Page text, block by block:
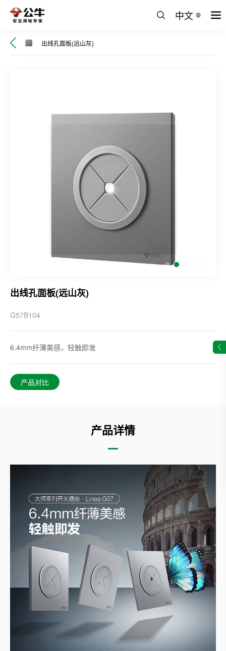
中文
出线孔面板(远山灰)
出线孔面板(远山灰)
G57B104
6.4mm纤薄美感，轻触即发
产品对比
产品详情